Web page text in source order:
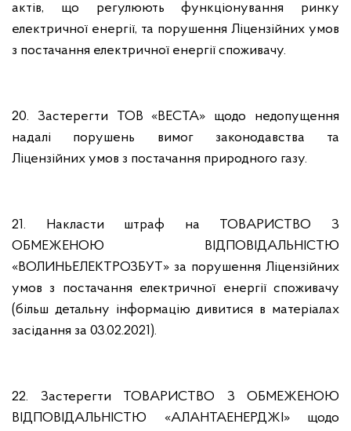
актів, що регулюють функціонування ринку
електричної енергії, та порушення Ліцензійних умов
з постачання електричної енергії споживачу.
20. Застерегти ТОВ «ВЕСТА» щодо недопущення
надалі порушень вимог законодавства та
Ліцензійних умов з постачання природного газу.
21. Накласти штраф на ТОВАРИСТВО З
ОБМЕЖЕНОЮ ВІДПОВІДАЛЬНІСТЮ
«ВОЛИНЬЕЛЕКТРОЗБУТ» за порушення Ліцензійних
умов з постачання електричної енергії споживачу
(більш детальну інформацію дивитися в матеріалах
засідання за 03.02.2021).
22. Застерегти ТОВАРИСТВО З ОБМЕЖЕНОЮ
ВІДПОВІДАЛЬНІСТЮ «АЛАНТАЕНЕРДЖІ» щодо